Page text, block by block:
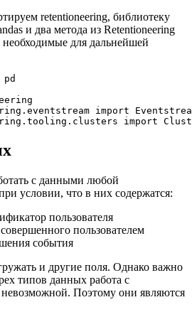
retentioneering, библиотеку
и два метода из Retentioneering
для дальнейшей
pd
import
import
с данными любой
условии, что в них содержатся:
пользователя
пользователем
события
и другие поля. Однако важно
типов данных работа с
невозможной. Поэтому они являются